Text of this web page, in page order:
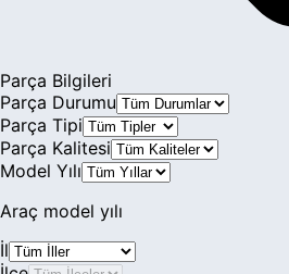
Parça Bilgileri
Parça Durumu
Parça Tipi
Parça Kalitesi
Model Yılı
Araç model yılı
İl